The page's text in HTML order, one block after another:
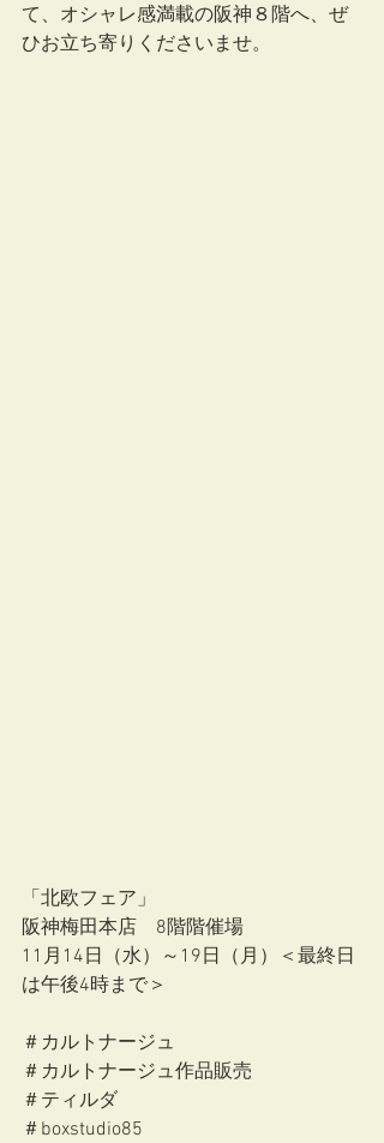
て、オシャレ感満載の阪神８階へ、ぜ
ひお立ち寄りくださいませ。
「北欧フェア」
阪神梅田本店　8階階催場
11月14日（水）～19日（月）＜最終日
は午後4時まで＞
＃カルトナージュ
＃カルトナージュ作品販売
＃ティルダ
＃boxstudio85